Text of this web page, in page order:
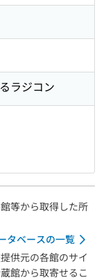
ラジコン
等から取得した所
タベースの一覧
供元の各館のサイ
館から取寄せるこ